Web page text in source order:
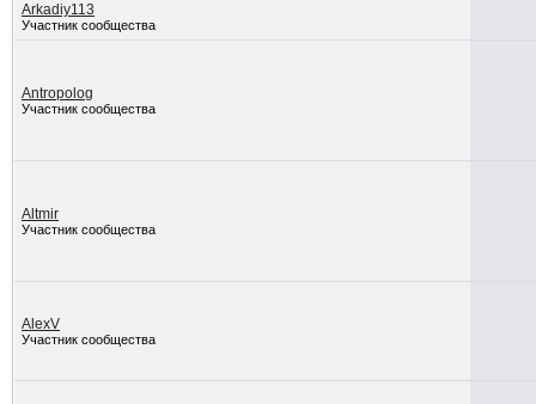
Arkadiy113
Участник сообщества
Antropolog
Участник сообщества
Altmir
Участник сообщества
AlexV
Участник сообщества